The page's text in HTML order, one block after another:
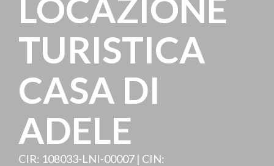
contenuto
principale
LOCAZIONE
TURISTICA
CASA DI
ADELE
CIR: 108033-LNI-00007 | CIN: